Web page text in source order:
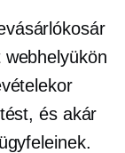
és akár